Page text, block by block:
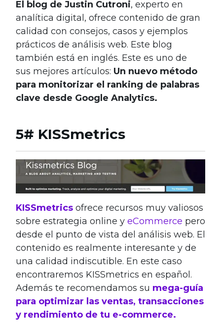
El blog de Justin Cutroni, experto en
analítica digital, ofrece contenido de gran
calidad con consejos, casos y ejemplos
prácticos de análisis web. Este blog
también está en inglés. Este es uno de
sus mejores artículos: Un nuevo método
para monitorizar el ranking de palabras
clave desde Google Analytics.
5# KISSmetrics
KISSmetrics ofrece recursos muy valiosos
sobre estrategia online y eCommerce pero
desde el punto de vista del análisis web. El
contenido es realmente interesante y de
una calidad indiscutible. En este caso
encontraremos KISSmetrics en español.
Además te recomendamos su mega-guía
para optimizar las ventas, transacciones
y rendimiento de tu e-commerce.